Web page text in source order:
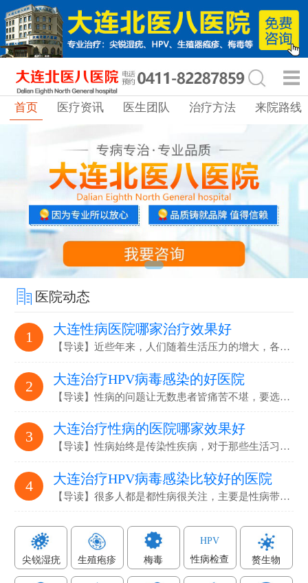
首页 医疗资讯 医生团队 治疗方法 来院路线
医院动态
1 大连性病医院哪家治疗效果好
【导读】近些年来，人们随着生活压力的增大，各…
2 大连治疗HPV病毒感染的好医院
【导读】性病的问题让无数患者皆痛苦不堪，要选…
3 大连治疗性病的医院哪家效果好
【导读】性病始终是传染性疾病，对于那些生活习…
4 大连治疗HPV病毒感染比较好的医院
【导读】很多人都是都性病很关注，主要是性病带…
尖锐湿疣 生殖疱疹 梅毒
HPV
性病检查
赘生物